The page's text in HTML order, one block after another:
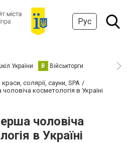
Рус
України В Військторги
солярії, сауни, SPA
косметологія в Україні
чоловіча
в Україні